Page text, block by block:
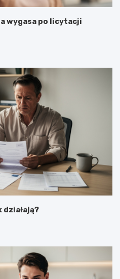
wygasa po licytacji
działają?